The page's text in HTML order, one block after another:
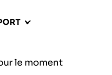
le moment